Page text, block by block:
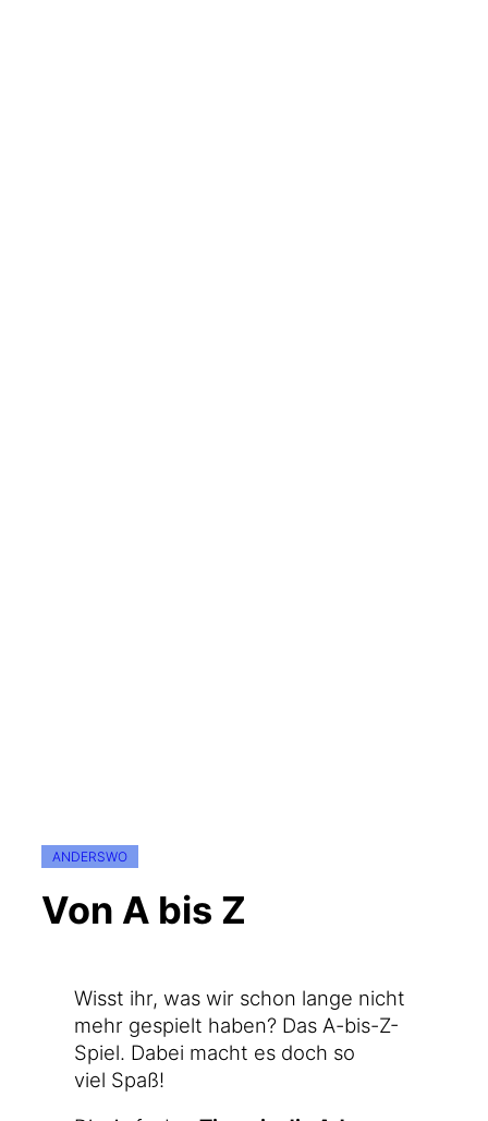
ANDERSWO
Von A bis Z
Wisst ihr, was wir schon lan­ge nicht
mehr gespielt haben? Das A-bis-Z-
Spiel. Dabei macht es doch so
viel Spaß!